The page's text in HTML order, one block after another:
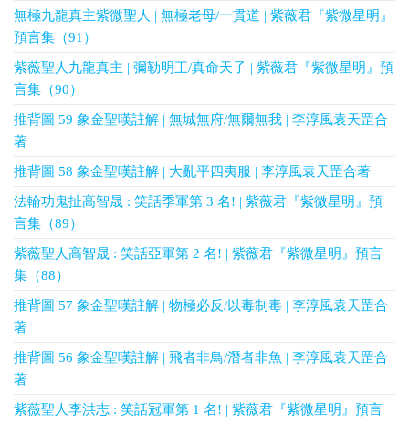
無極九龍真主紫微聖人 | 無極老母/一貫道 | 紫薇君『紫微星明』
預言集（91）
紫薇聖人九龍真主 | 彌勒明王/真命天子 | 紫薇君『紫微星明』預
言集（90）
推背圖 59 象金聖嘆註解 | 無城無府/無爾無我 | 李淳風袁天罡合
著
推背圖 58 象金聖嘆註解 | 大亂平四夷服 | 李淳風袁天罡合著
法輪功鬼扯高智晟 : 笑話季軍第 3 名! | 紫薇君『紫微星明』預
言集（89）
紫薇聖人高智晟 : 笑話亞軍第 2 名! | 紫薇君『紫微星明』預言
集（88）
推背圖 57 象金聖嘆註解 | 物極必反/以毒制毒 | 李淳風袁天罡合
著
推背圖 56 象金聖嘆註解 | 飛者非鳥/潛者非魚 | 李淳風袁天罡合
著
紫薇聖人李洪志 : 笑話冠軍第 1 名! | 紫薇君『紫微星明』預言